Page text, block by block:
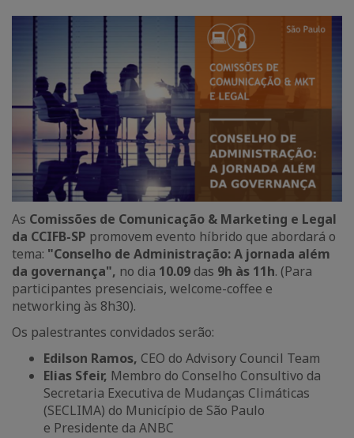
As Comissões de Comunicação & Marketing e Legal
da CCIFB-SP promovem evento híbrido que abordará o
tema: "Conselho de Administração: A jornada além
da governança", no dia 10.09das 9h às 11h. (Para
participantes presenciais, welcome-coffee e
networking às 8h30).
Os palestrantes convidados serão:
Edilson Ramos, CEO do Advisory Council Team
Elias Sfeir, Membro do Conselho Consultivo da
Secretaria Executiva de Mudanças Climáticas
(SECLIMA) do Município de São Paulo
e Presidente da ANBC